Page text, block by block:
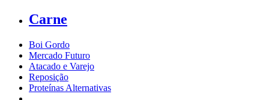
Carne
Boi Gordo
Mercado Futuro
Atacado e Varejo
Reposição
Proteínas Alternativas